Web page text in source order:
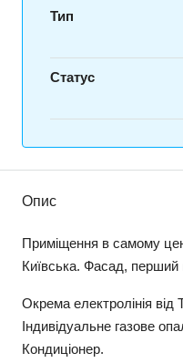
Тип
Статус
Опис
Приміщення в самому
Київська. Фасад, перший
Окрема електролінія від
Індивідуальне газове
Кондиціонер.